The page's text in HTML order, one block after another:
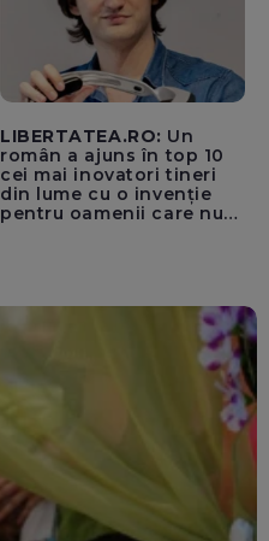
LIBERTATEA.RO: Un
român a ajuns în top 10
cei mai inovatori tineri
din lume cu o invenție
pentru oamenii care nu